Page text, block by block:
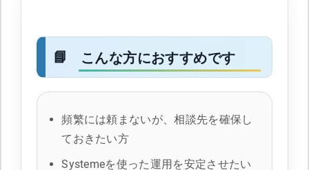
こんな方におすすめです
頻繁には頼まないが、相談先を確保し
ておきたい方
Systemeを使った運用を安定させたい